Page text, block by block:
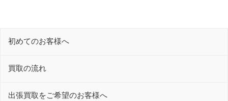
ゲ
ー
ョ
初めてのお客様へ
買取の流れ
出張買取をご希望のお客様へ